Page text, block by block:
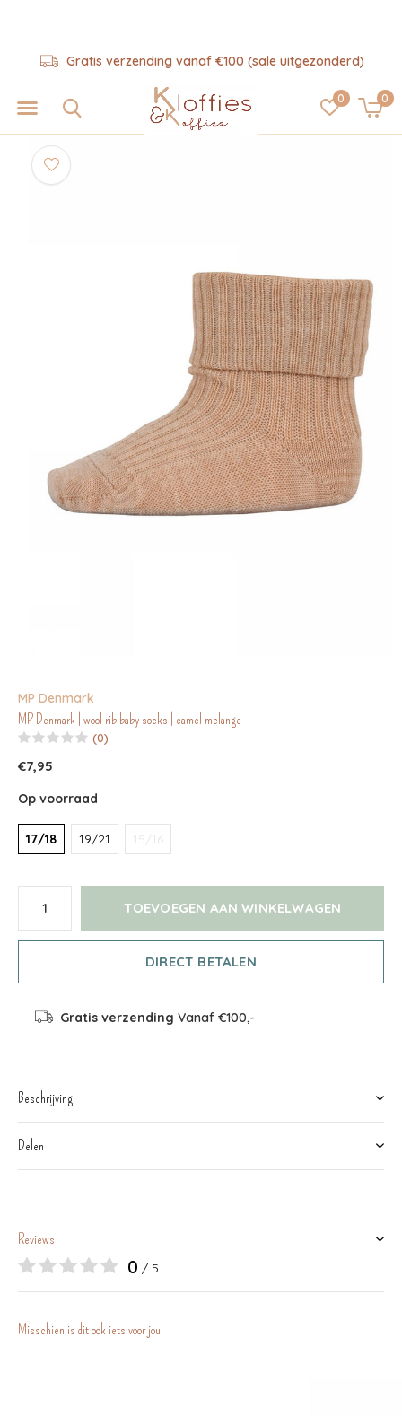
0 0
Gratis verzending vanaf €100 (sale uitgezonderd)
MP Denmark
MP Denmark | wool rib baby socks | camel melange
(0)
€7,95
Op voorraad
17/18 19/21 15/16
TOEVOEGEN AAN WINKELWAGEN
DIRECT BETALEN
Gratis verzending Vanaf €100,-
Beschrijving
Delen
Reviews
0 / 5
Misschien is dit ook iets voor jou